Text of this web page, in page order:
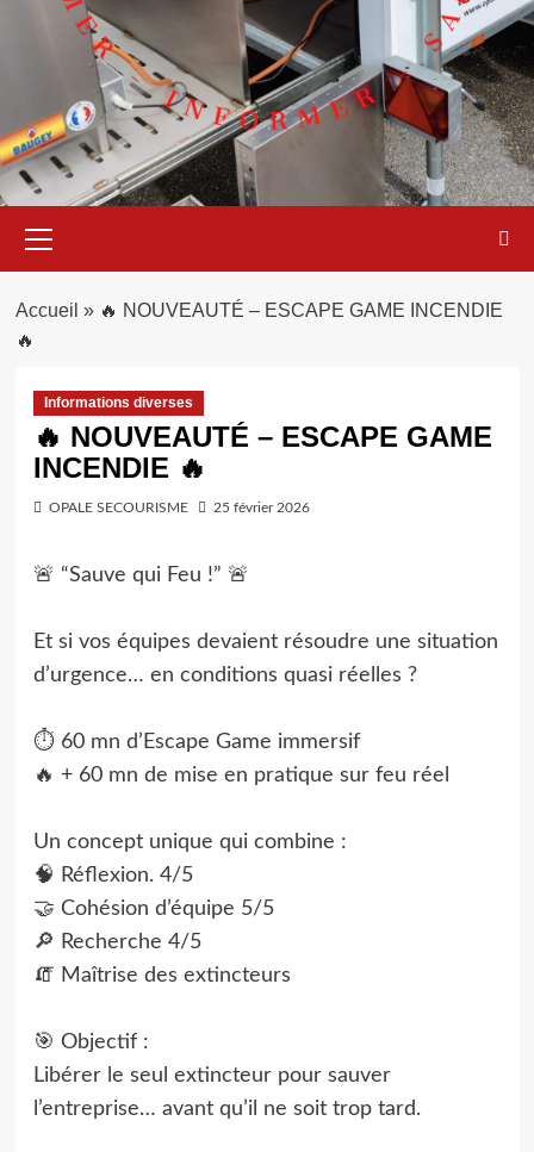
principal
Accueil » 🔥 NOUVEAUTÉ – ESCAPE GAME INCENDIE
🔥
Informations diverses
🔥 NOUVEAUTÉ – ESCAPE GAME
INCENDIE 🔥
OPALE SECOURISME 25 février 2026
🚨 “Sauve qui Feu !” 🚨
Et si vos équipes devaient résoudre une situation
d’urgence… en conditions quasi réelles ?
⏱️ 60 mn d’Escape Game immersif
🔥 + 60 mn de mise en pratique sur feu réel
Un concept unique qui combine :
🧠 Réflexion. 4/5
🤝 Cohésion d’équipe 5/5
🔎 Recherche 4/5
🧯 Maîtrise des extincteurs
🎯 Objectif :
Libérer le seul extincteur pour sauver
l’entreprise… avant qu’il ne soit trop tard.